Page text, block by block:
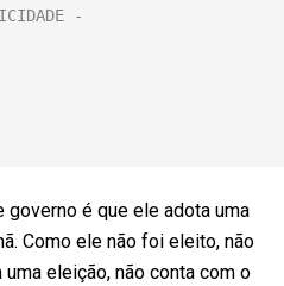
governo é que ele adota uma
Como ele não foi eleito, não
eleição, não conta com o